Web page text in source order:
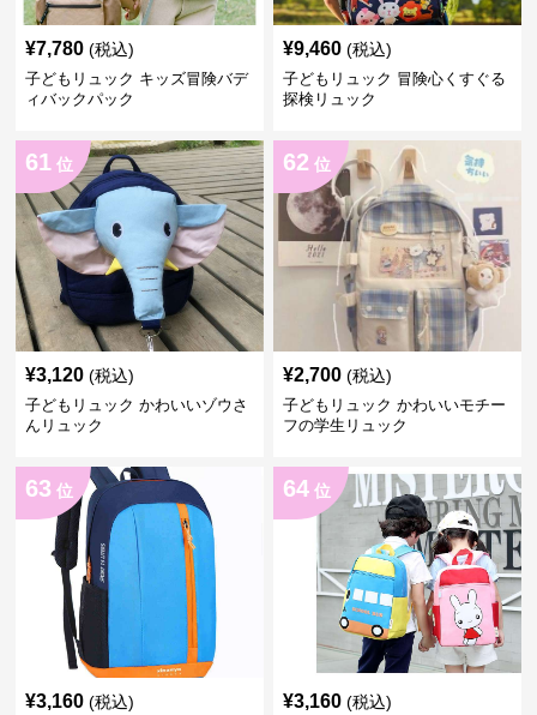
¥7,780 (税込)
子どもリュック キッズ冒険バデ
ィバックパック
¥9,460 (税込)
子どもリュック 冒険心くすぐる
探検リュック
61 位
¥3,120 (税込)
子どもリュック かわいいゾウさ
んリュック
62 位
¥2,700 (税込)
子どもリュック かわいいモチー
フの学生リュック
63 位
¥3,160 (税込)
64 位
¥3,160 (税込)